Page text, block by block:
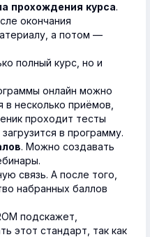
прохождения курса.
окончания
а потом —
полный курс, но и
онлайн можно
несколько приёмов,
проходит тесты
в программу.
. Можно создавать
связь. А после того,
набранных баллов
подскажет,
этот стандарт, так как